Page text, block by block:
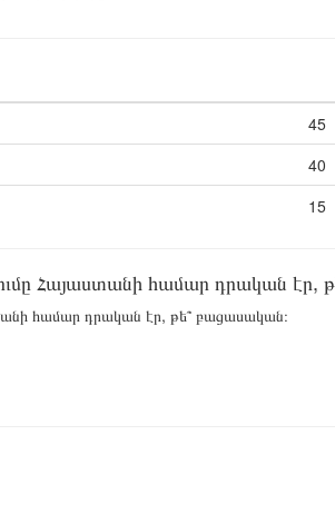
45
40
15
Հայաստանի համար դրական էր,
համար դրական էր, թե՞ բացասական։